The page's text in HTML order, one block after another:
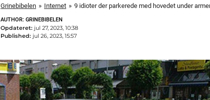
Grinebibelen » Internet » 9 idioter der parkerede med hovedet under
AUTHOR: GRINEBIBELEN
Opdateret: jul 27, 2023, 10:38
Published: jul 26, 2023, 15:57